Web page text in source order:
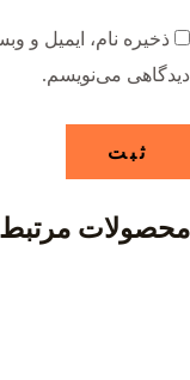
ذخیره نام، ایمیل و
دیدگاهی می‌نویسم.
محصولات مرتبط